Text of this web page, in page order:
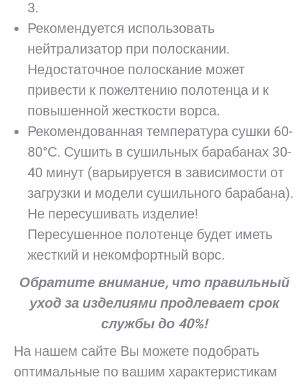
3.
Рекомендуется использовать
нейтрализатор при полоскании.
Недостаточное полоскание может
привести к пожелтению полотенца и к
повышенной жесткости ворса.
Рекомендованная температура сушки 60-
80°С. Сушить в сушильных барабанах 30-
40 минут (варьируется в зависимости от
загрузки и модели сушильного барабана).
Не пересушивать изделие!
Пересушенное полотенце будет иметь
жесткий и некомфортный ворс.
Обратите внимание, что правильный
уход за изделиями продлевает срок
службы до 40%!
На нашем сайте Вы можете подобрать
оптимальные по вашим характеристикам